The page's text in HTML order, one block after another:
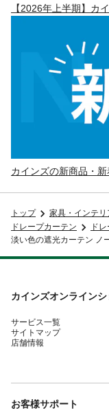
【2026年上半期】カ
カインズの新商品・新
トップ 家具・インテリ
ドレープカーテン
ド
淡い色の遮光カーテン ノ
カインズオンライン
サービス一覧
サイトマップ
店舗情報
お客様サポート